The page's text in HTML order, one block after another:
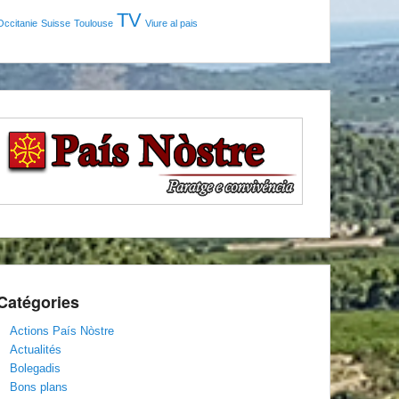
Suisse Toulouse TV Viure al pais
Actions País Nòstre
Actualités
Bolegadis
Bons plans